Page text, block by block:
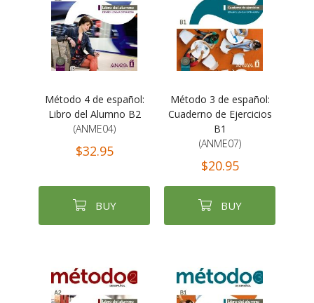
Método 4 de español:
Libro del Alumno B2
(ANME04)
$32.95
BUY
Método 3 de español:
Cuaderno de Ejercicios
B1
(ANME07)
$20.95
BUY